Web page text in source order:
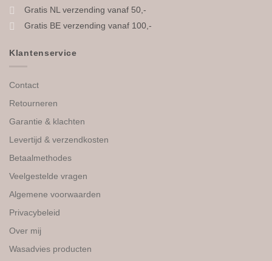
Gratis NL verzending vanaf 50,-
Gratis BE verzending vanaf 100,-
Klantenservice
Contact
Retourneren
Garantie & klachten
Levertijd & verzendkosten
Betaalmethodes
Veelgestelde vragen
Algemene voorwaarden
Privacybeleid
Over mij
Wasadvies producten